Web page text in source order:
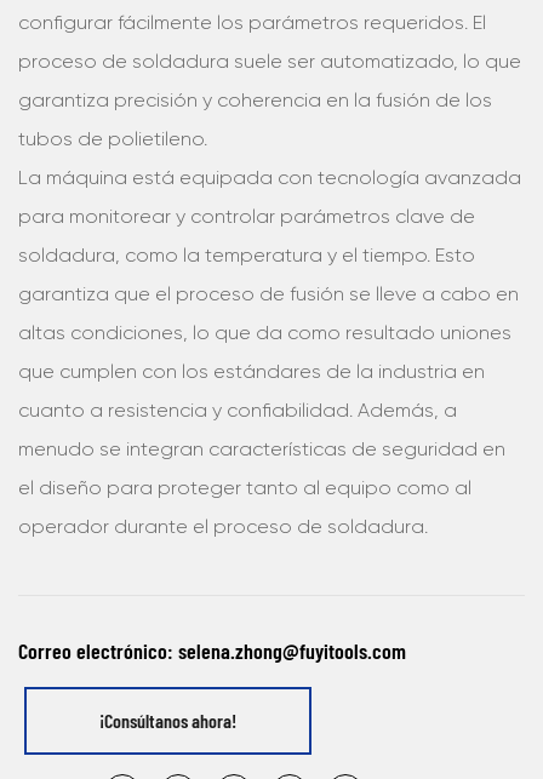
configurar fácilmente los parámetros requeridos. El
proceso de soldadura suele ser automatizado, lo que
garantiza precisión y coherencia en la fusión de los
tubos de polietileno.
La máquina está equipada con tecnología avanzada
para monitorear y controlar parámetros clave de
soldadura, como la temperatura y el tiempo. Esto
garantiza que el proceso de fusión se lleve a cabo en
altas condiciones, lo que da como resultado uniones
que cumplen con los estándares de la industria en
cuanto a resistencia y confiabilidad. Además, a
menudo se integran características de seguridad en
el diseño para proteger tanto al equipo como al
operador durante el proceso de soldadura.
Correo electrónico: selena.zhong@fuyitools.com
¡Consúltanos ahora!